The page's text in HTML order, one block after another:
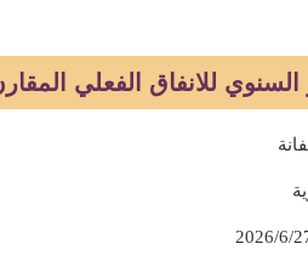
السنوي للانفاق الفعلي